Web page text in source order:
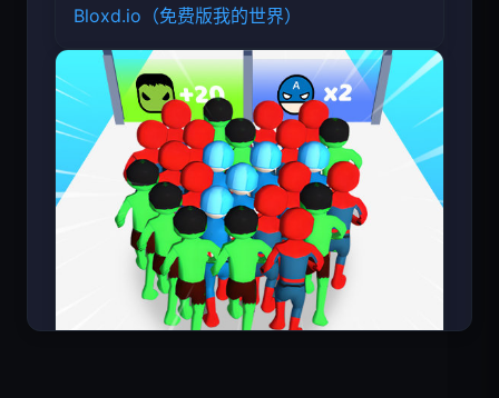
Bloxd.io（免费版我的世界）